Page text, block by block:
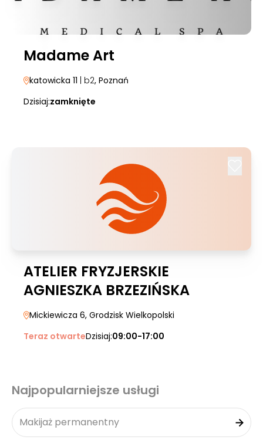
Madame Art
katowicka 11 | b2, Poznań
Dzisiaj:zamknięte
ATELIER FRYZJERSKIE
AGNIESZKA BRZEZIŃSKA
Mickiewicza 6, Grodzisk Wielkopolski
Teraz otwarteDzisiaj:09:00-17:00
Najpopularniejsze usługi
Makijaż permanentny